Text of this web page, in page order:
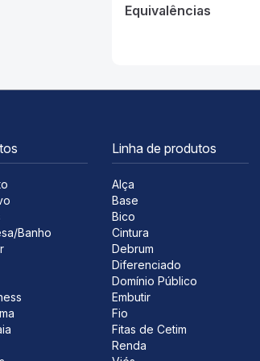
Equivalências
Equivalências
Equivalências
Equivalências
Equivalências
Equivalências
Banho
Linha de produtos
Alça
Base
Bico
Cintura
Debrum
Diferenciado
Domínio Público
Embutir
Fio
Fitas de Cetim
Renda